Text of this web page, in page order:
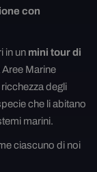
con
in un mini tour di
Marine
degli
che li abitano
marini.
ciascuno di noi